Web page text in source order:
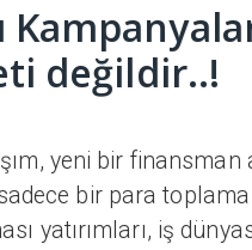
değildir..!
yeni bir finansman
bir para
yatırımları, iş